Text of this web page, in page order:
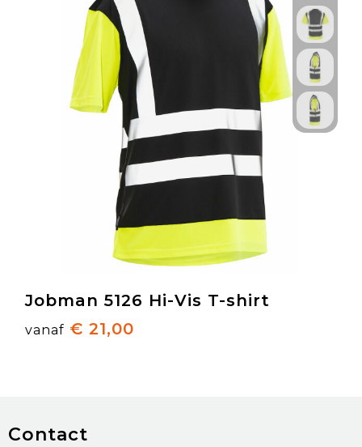
Jobman 5126 Hi-Vis T-shirt
vanaf € 21,00
Contact